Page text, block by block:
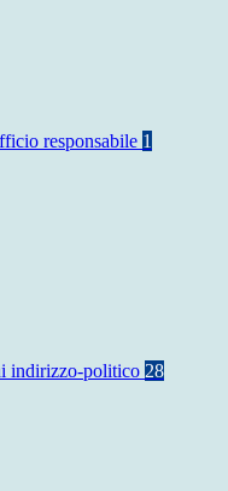
responsabile 1
indirizzo-politico 28